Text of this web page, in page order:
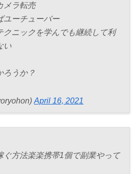
メラ転売
ユーチューバー
クニックを学んでも継続して利
い
ろうか？
April 16, 2021
ぐ方法楽楽携帯1個で副業やって